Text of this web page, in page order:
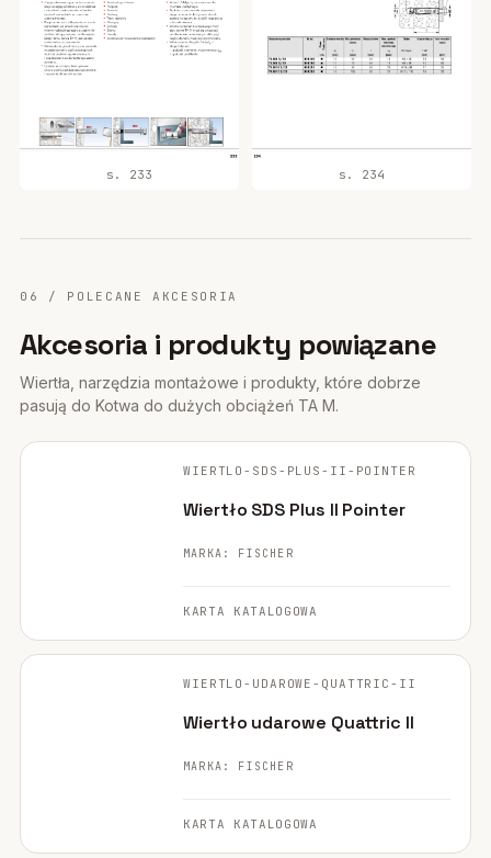
s. 233 s. 234
06 / POLECANE AKCESORIA
Akcesoria i produkty powiązane
Wiertła, narzędzia montażowe i produkty, które dobrze
pasują do Kotwa do dużych obciążeń TA M.
ORYGINALNE ZDJĘCIE
WIERTLO-SDS-PLUS-II-POINTER
Wiertło SDS Plus II Pointer
MARKA: FISCHER
KARTA KATALOGOWA
FISCHER ·
ORYGINALNE ZDJĘCIE
WIERTLO-UDAROWE-QUATTRIC-II
Wiertło udarowe Quattric II
MARKA: FISCHER
KARTA KATALOGOWA